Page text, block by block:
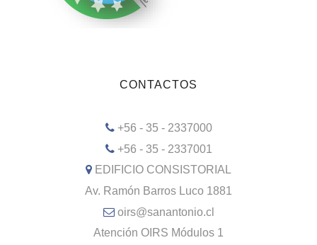
CONTACTOS
+56 - 35 - 2337000
+56 - 35 - 2337001
EDIFICIO CONSISTORIAL
Av. Ramón Barros Luco 1881
oirs@sanantonio.cl
Atención OIRS Módulos 1